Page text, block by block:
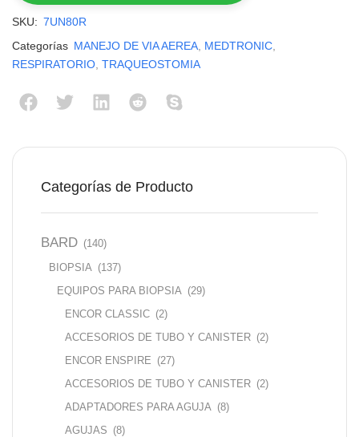
SKU: 7UN80R
Categorías MANEJO DE VIA AEREA MEDTRONIC
RESPIRATORIO TRAQUEOSTOMIA
Categorías de Producto
BARD (140)
BIOPSIA (137)
EQUIPOS PARA BIOPSIA (29)
ENCOR CLASSIC (2)
ACCESORIOS DE TUBO Y CANISTER (2)
ENCOR ENSPIRE (27)
ACCESORIOS DE TUBO Y CANISTER (2)
ADAPTADORES PARA AGUJA (8)
AGUJAS (8)